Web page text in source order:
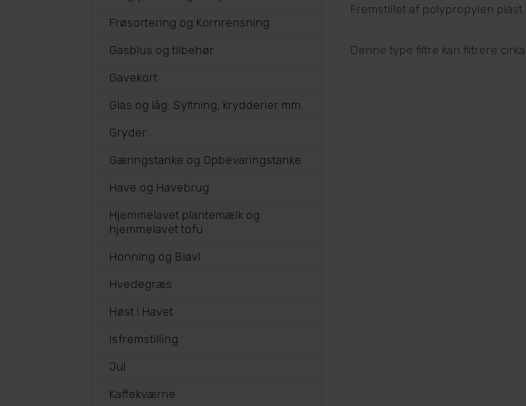
Fremstillet af polypropylen plast
Denne type filtre kan filtrere
Frøsortering og Kornrensning
Gasblus og tilbehør
Gavekort
Glas og låg: Syltning, krydderier mm.
Gryder
Gæringstanke og Opbevaringstanke
Have og Havebrug
Hjemmelavet plantemælk og
hjemmelavet tofu
Honning og Biavl
Hvedegræs
Høst i Havet
Isfremstilling
Jul
Kaffekværne